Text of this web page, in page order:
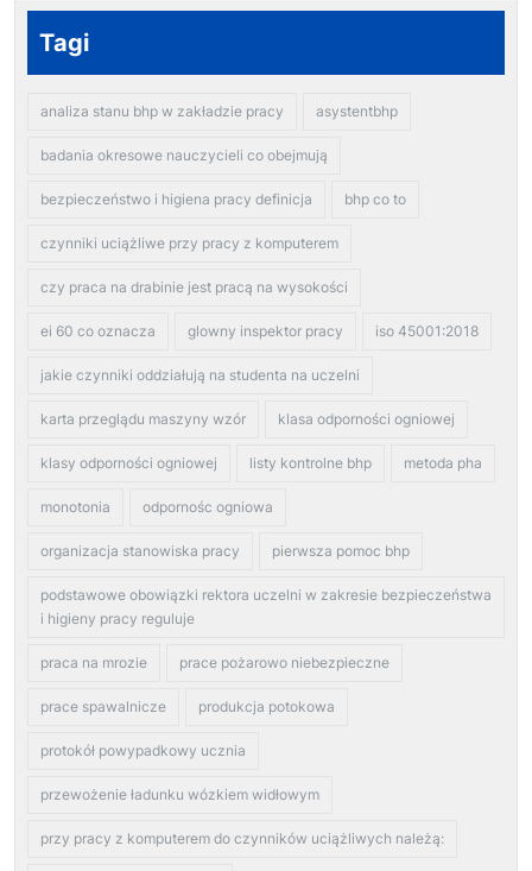
Tagi
analiza stanu bhp w zakładzie pracy asystentbhp
badania okresowe nauczycieli co obejmują
bezpieczeństwo i higiena pracy definicja bhp co to
czynniki uciążliwe przy pracy z komputerem
czy praca na drabinie jest pracą na wysokości
ei 60 co oznacza glowny inspektor pracy iso 45001:2018
jakie czynniki oddziałują na studenta na uczelni
karta przeglądu maszyny wzór klasa odporności ogniowej
klasy odporności ogniowej listy kontrolne bhp metoda pha
monotonia odpornośc ogniowa
organizacja stanowiska pracy pierwsza pomoc bhp
podstawowe obowiązki rektora uczelni w zakresie bezpieczeństwa
i higieny pracy reguluje
praca na mrozie prace pożarowo niebezpieczne
prace spawalnicze produkcja potokowa
protokół powypadkowy ucznia
przewożenie ładunku wózkiem widłowym
przy pracy z komputerem do czynników uciążliwych należą: